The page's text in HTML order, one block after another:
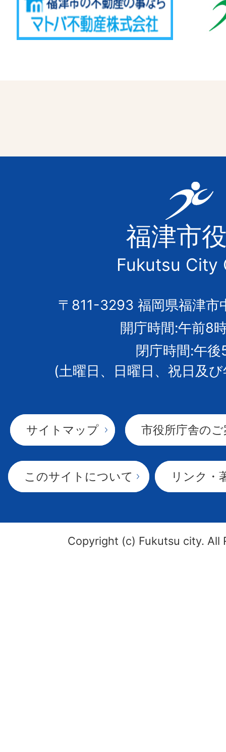
福
津
市
の
市
章
福津市
Fukutsu City
〒811-3293 福岡県福津市
開庁時間:午前8
閉庁時間:午後
(土曜日、日曜日、祝日及
サイトマップ 市役所庁舎の
このサイトについて リンク・
Copyright (c) Fukutsu city. All